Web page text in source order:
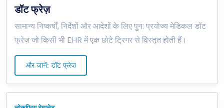
डॉट फ्रेज़
सामान्य निष्कर्षों, निर्देशों और आदेशों के लिए पुन: प्रयोज्य मेडिकल डॉट
फ्रेज़ जो किसी भी EHR में एक छोटे ट्रिगर से विस्तृत होती हैं।
और जानें: डॉट फ्रेज़